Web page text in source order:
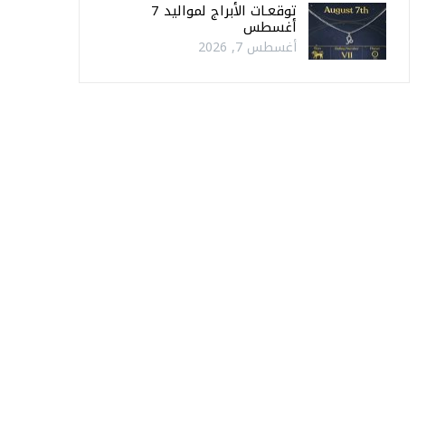
توقعـات الأبراج لمواليد 7
أغسطس
أغسطس 7, 2026